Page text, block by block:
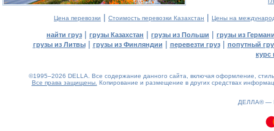
Цена перевозки | Стоимость перевозки Казахстан | Цены на
найти груз | грузы Казахстан | грузы из Польши | грузы из
грузы из Литвы| грузы из Финляндии | перевезти груз| попутный
курс
©1995–2026 DELLA. Все содержание данного сайта, включая оформление,
Все права защищены. Копирование и размещение в других средствах
ДЕЛЛА® —